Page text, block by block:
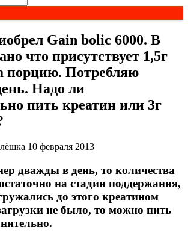
Gain bolic 6000. В
что присутствует 1,5г
порцию. Потребляю
Надо ли
пить креатин или 3г
10 февраля 2013
дважды в день, то количества
на стадии поддержания,
до этого креатином
не было, то можно пить